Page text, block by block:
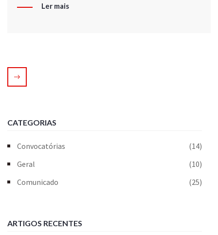
Ler mais
CATEGORIAS
Convocatórias
(14)
Geral
(10)
Comunicado
(25)
ARTIGOS RECENTES